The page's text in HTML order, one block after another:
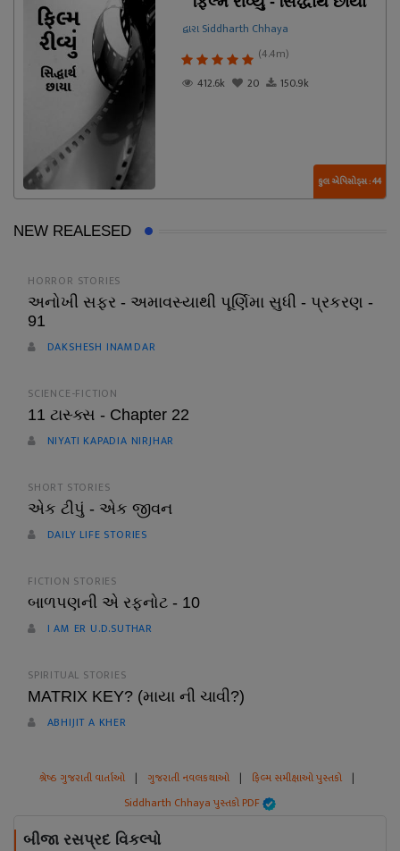
દ્વારા Siddharth Chhaya
(4.4m)
412.6k
20 150.9k
કુલ એપિસોડ્સ : 44
NEW REALESED
HORROR STORIES
અનોખી સફર - અમાવસ્યાથી પૂર્ણિમા સુધી - પ્રકરણ -
91
DAKSHESH INAMDAR
SCIENCE-FICTION
11 ટાસ્ક્સ - Chapter 22
NIYATI KAPADIA NIRJHAR
SHORT STORIES
એક ટીપું - એક જીવન
DAILY LIFE STORIES
FICTION STORIES
બાળપણની એ રફનોટ - 10
I AM ER U.D.SUTHAR
SPIRITUAL STORIES
MATRIX KEY? (માયા ની ચાવી?)
ABHIJIT A KHER
શ્રેષ્ઠ ગુજરાતી વાર્તાઓ | ગુજરાતી નવલકથાઓ | ફિલ્મ સમીક્ષાઓ પુસ્તકો
|
Siddharth Chhaya પુસ્તકો PDF
બીજા રસપ્રદ વિકલ્પો